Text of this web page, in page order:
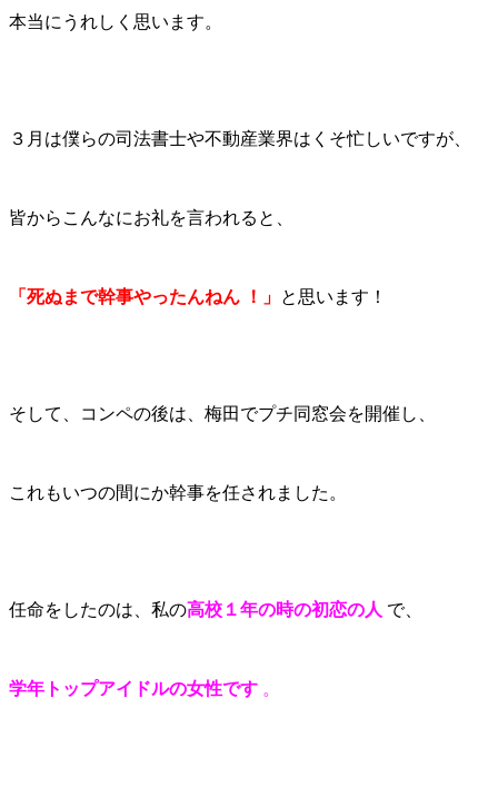
本当にうれしく思います。
３月は僕らの司法書士や不動産業界はくそ忙しいですが、
皆からこんなにお礼を言われると、
「死ぬまで幹事やったんねん ！」 と思います！
そして、コンペの後は、梅田でプチ同窓会を開催し、
これもいつの間にか幹事を任されました。
任命をしたのは、私の高校１年の時の初恋の人 で、
学年トップアイドルの女性です 。